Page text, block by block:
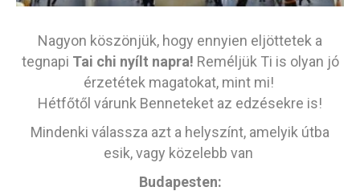
Nagyon köszönjük, hogy ennyien eljöttetek a
tegnapi Tai chi nyílt napra! Reméljük Ti is olyan jó
érzetétek magatokat, mint mi!
Hétfőtől várunk Benneteket az edzésekre is!
Mindenki válassza azt a helyszínt, amelyik útba
esik, vagy közelebb van
Budapesten: